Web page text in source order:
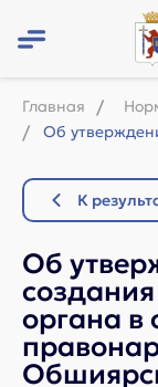
Главная
К
Об
органа в